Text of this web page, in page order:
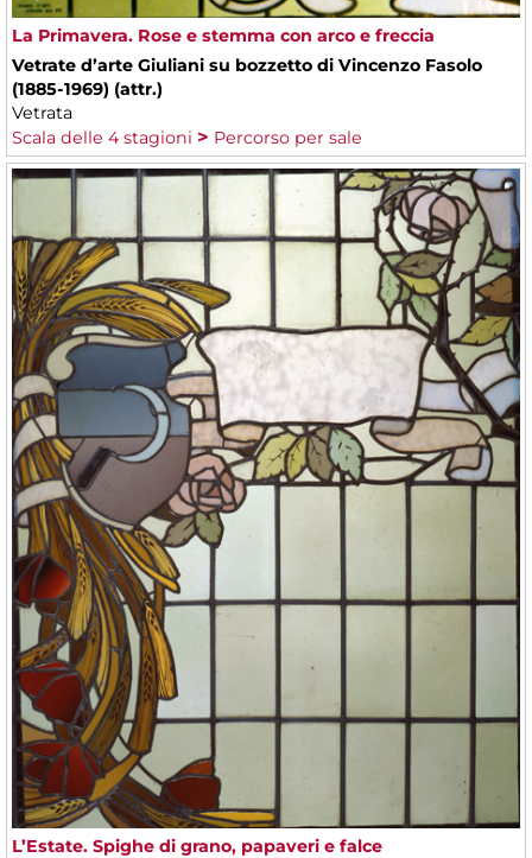
La Primavera. Rose e stemma con arco e freccia
Vetrate d’arte Giuliani su bozzetto di Vincenzo Fasolo
(1885-1969) (attr.)
Vetrata
Scala delle 4 stagioni
Percorso per sale
L’Estate. Spighe di grano, papaveri e falce